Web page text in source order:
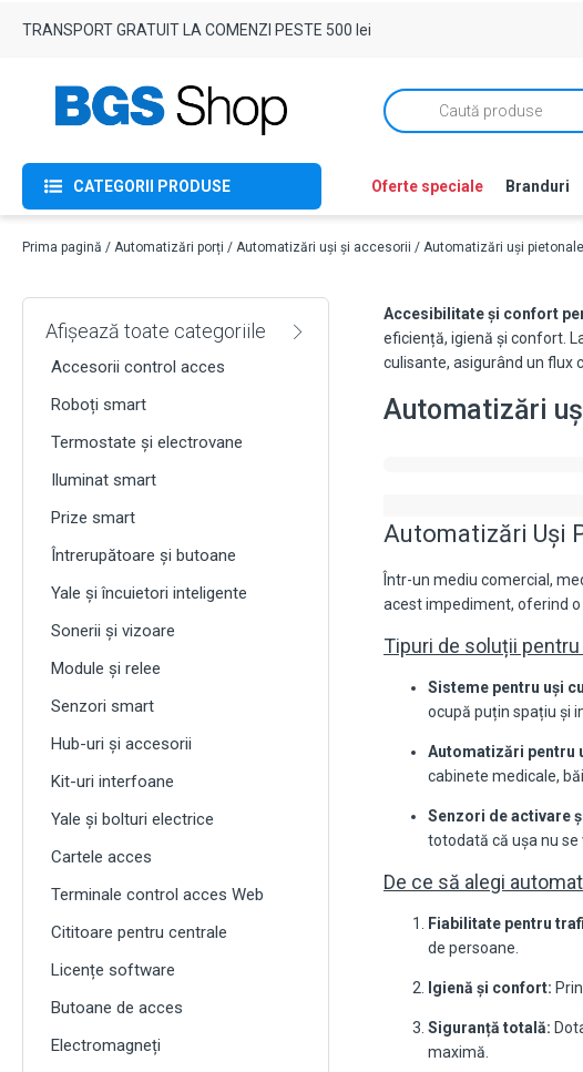
TRANSPORT GRATUIT LA COMENZI PESTE 500 lei
Products
search
CATEGORII PRODUSE Oferte speciale Branduri
Prima pagină / Automatizări porți / Automatizări uși și accesorii / Automatizări uși pietonale
Afișează toate categoriile
Accesorii control acces
Roboți smart
Termostate și electrovane
Iluminat smart
Prize smart
Întrerupătoare și butoane
Yale și încuietori inteligente
Sonerii și vizoare
Module și relee
Senzori smart
Hub-uri și accesorii
Kit-uri interfoane
Yale și bolturi electrice
Cartele acces
Terminale control acces Web
Cititoare pentru centrale
Licențe software
Butoane de acces
Electromagneți
Accesibilitate și confort
eficiență, igienă și confort.
culisante, asigurând un flux
Automatizări
Automatizări Uși
Într-un mediu comercial,
acest impediment, oferind o
Tipuri de soluții
Sisteme pentru uși
ocupă puțin spațiu și
Automatizări pentru
cabinete medicale,
Senzori de activare
totodată că ușa nu se
De ce să alegi
Fiabilitate pentru
de persoane.
Igienă și confort:
Siguranță totală:
maximă.